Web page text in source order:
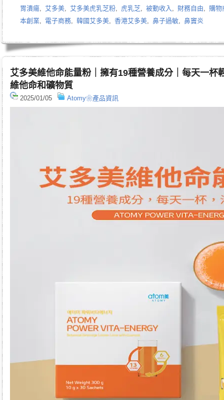
胃潰瘍, 艾多美, 艾多美虎乳芝粉, 虎乳芝, 被動收入 , 財務自由, 購物
本創業, 電子商務, 韓國艾多美, 香港艾多美, 鼻子過敏, 鼻竇炎
艾多美維他命能量粉｜擁有19種營養成分｜每天一杯
維他命和礦物質
2025/01/05 Atomy❀產品資訊